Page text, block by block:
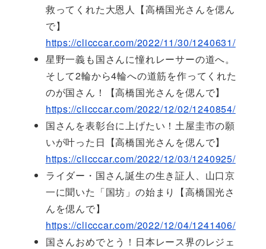
救ってくれた大恩人【高橋国光さんを偲ん
で】
https://clicccar.com/2022/11/30/1240631/
星野一義も国さんに憧れレーサーの道へ。
そして2輪から4輪への道筋を作ってくれた
のが国さん！【高橋国光さんを偲んで】
https://clicccar.com/2022/12/02/1240854/
国さんを表彰台に上げたい！土屋圭市の願
いが叶った日【高橋国光さんを偲んで】
https://clicccar.com/2022/12/03/1240925/
ライダー・国さん誕生の生き証人、山口京
一に聞いた「国坊」の始まり【高橋国光さ
んを偲んで】
https://clicccar.com/2022/12/04/1241406/
国さんおめでとう！日本レース界のレジェ